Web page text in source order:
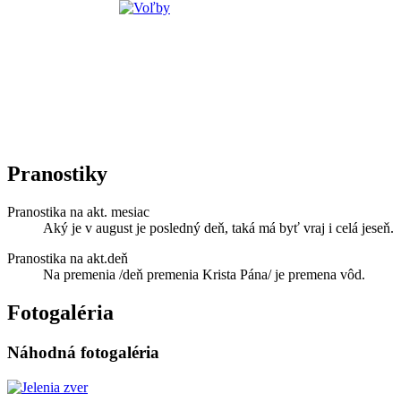
Pranostiky
Pranostika na akt. mesiac
Aký je v august je posledný deň, taká má byť vraj i celá jeseň.
Pranostika na akt.deň
Na premenia /deň premenia Krista Pána/ je premena vôd.
Fotogaléria
Náhodná fotogaléria